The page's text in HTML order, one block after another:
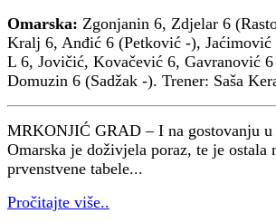
Omarska: Zgonjanin 6, Zdjelar 6
Kralj 6, Anđić 6 (Petković -),
L 6, Jovičić, Kovačević 6, Gavranović
Domuzin 6 (Sadžak -). Trener: Saša
MRKONJIĆ GRAD – I na gostovanju
Omarska je doživjela poraz, te je ostala
prvenstvene tabele...
Pročitajte više..